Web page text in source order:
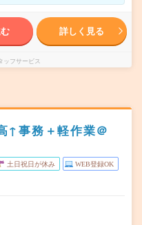
詳しく見る
ッフサービス
↑事務＋軽作業＠
土日祝日が休み WEB登録OK